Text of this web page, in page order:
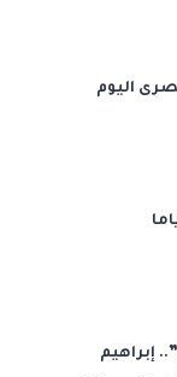
اليوم
إبراهيم